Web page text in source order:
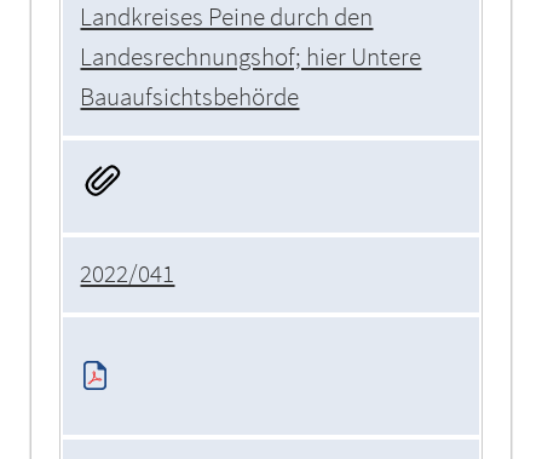
Landkreises Peine durch den
Landesrechnungshof; hier Untere
Bauaufsichtsbehörde
2022/041